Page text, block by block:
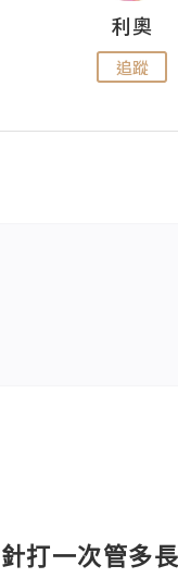
利奧
追蹤
打一次管多